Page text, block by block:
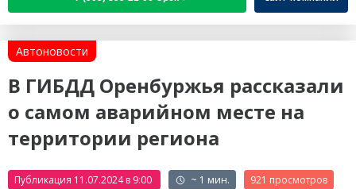
Автоновости
В ГИБДД Оренбуржья рассказали
о самом аварийном месте на
территории региона
Публикация 11.07.2024 в 9:00 ~ 1 мин. 921